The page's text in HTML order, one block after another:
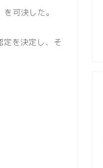
を可決した。
定を決定し、そ